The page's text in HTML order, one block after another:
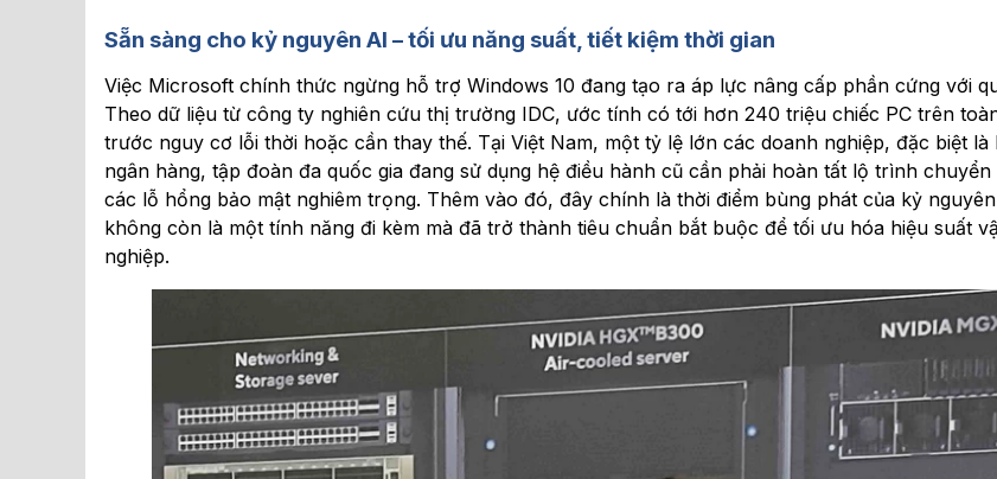
Sẵn sàng cho kỷ nguyên AI – tối ưu năng suất, tiết kiệm thời gian
Việc Microsoft chính thức ngừng hỗ trợ Windows 10 đang tạo ra áp lực nâng cấp phần cứng với
Theo dữ liệu từ công ty nghiên cứu thị trường IDC, ước tính có tới hơn 240 triệu chiếc PC trên
trước nguy cơ lỗi thời hoặc cần thay thế. Tại Việt Nam, một tỷ lệ lớn các doanh nghiệp, đặc biệt là
ngân hàng, tập đoàn đa quốc gia đang sử dụng hệ điều hành cũ cần phải hoàn tất lộ trình
các lỗ hổng bảo mật nghiêm trọng. Thêm vào đó, đây chính là thời điểm bùng phát của kỷ
không còn là một tính năng đi kèm mà đã trở thành tiêu chuẩn bắt buộc để tối ưu hóa hiệu suất
nghiệp.